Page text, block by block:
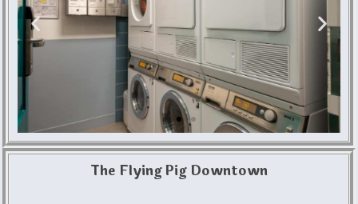
Stayokay Hostel
The Flying Pig Downtown